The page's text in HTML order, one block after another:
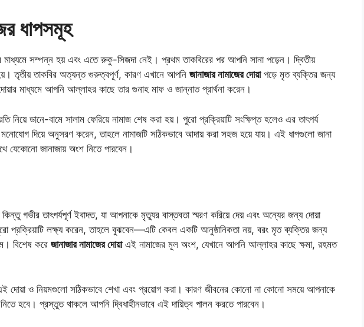
ধাপসমূহ
মাধ্যমে সম্পন্ন হয় এবং এতে রুকু-সিজদা নেই। প্রথম তাকবিরের পর আপনি সানা পড়েন। দ্বিতীয়
তৃতীয় তাকবির অত্যন্ত গুরুত্বপূর্ণ, কারণ এখানে আপনি জানাজার নামাজের দোয়াপড়ে মৃত ব্যক্তির জন্য
মাধ্যমে আপনি আল্লাহর কাছে তার গুনাহ মাফ ও জান্নাত প্রার্থনা করেন।
নিয়ে ডানে-বামে সালাম ফেরিয়ে নামাজ শেষ করা হয়। পুরো প্রক্রিয়াটি সংক্ষিপ্ত হলেও এর তাৎপর্য
দিয়ে অনুসরণ করেন, তাহলে নামাজটি সঠিকভাবে আদায় করা সহজ হয়ে যায়। এই ধাপগুলো জানা
যেকোনো জানাজায় অংশ নিতে পারবেন।
কিন্তু গভীর তাৎপর্যপূর্ণ ইবাদত, যা আপনাকে মৃত্যুর বাস্তবতা স্মরণ করিয়ে দেয় এবং অন্যের জন্য দোয়া
প্রক্রিয়াটি লক্ষ্য করেন, তাহলে বুঝবেন—এটি কেবল একটি আনুষ্ঠানিকতা নয়, বরং মৃত ব্যক্তির জন্য
বিশেষ করে জানাজার নামাজের দোয়াএই নামাজের মূল অংশ, যেখানে আপনি আল্লাহর কাছে ক্ষমা, রহমত
ও নিয়মগুলো সঠিকভাবে শেখা এবং প্রয়োগ করা। কারণ জীবনের কোনো না কোনো সময়ে আপনাকে
হবে। প্রস্তুত থাকলে আপনি দ্বিধাহীনভাবে এই দায়িত্ব পালন করতে পারবেন।